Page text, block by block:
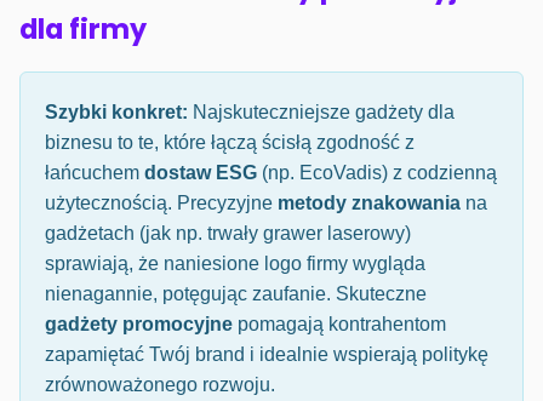
dla firmy
Szybki konkret: Najskuteczniejsze gadżety dla
biznesu to te, które łączą ścisłą zgodność z
łańcuchem dostaw ESG (np. EcoVadis) z codzienną
użytecznością. Precyzyjne metody znakowania na
gadżetach (jak np. trwały grawer laserowy)
sprawiają, że naniesione logo firmy wygląda
nienagannie, potęgując zaufanie. Skuteczne
gadżety promocyjne pomagają kontrahentom
zapamiętać Twój brand i idealnie wspierają politykę
zrównoważonego rozwoju.